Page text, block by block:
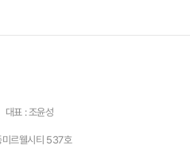
대표 : 조윤성
미르웰시티 537호